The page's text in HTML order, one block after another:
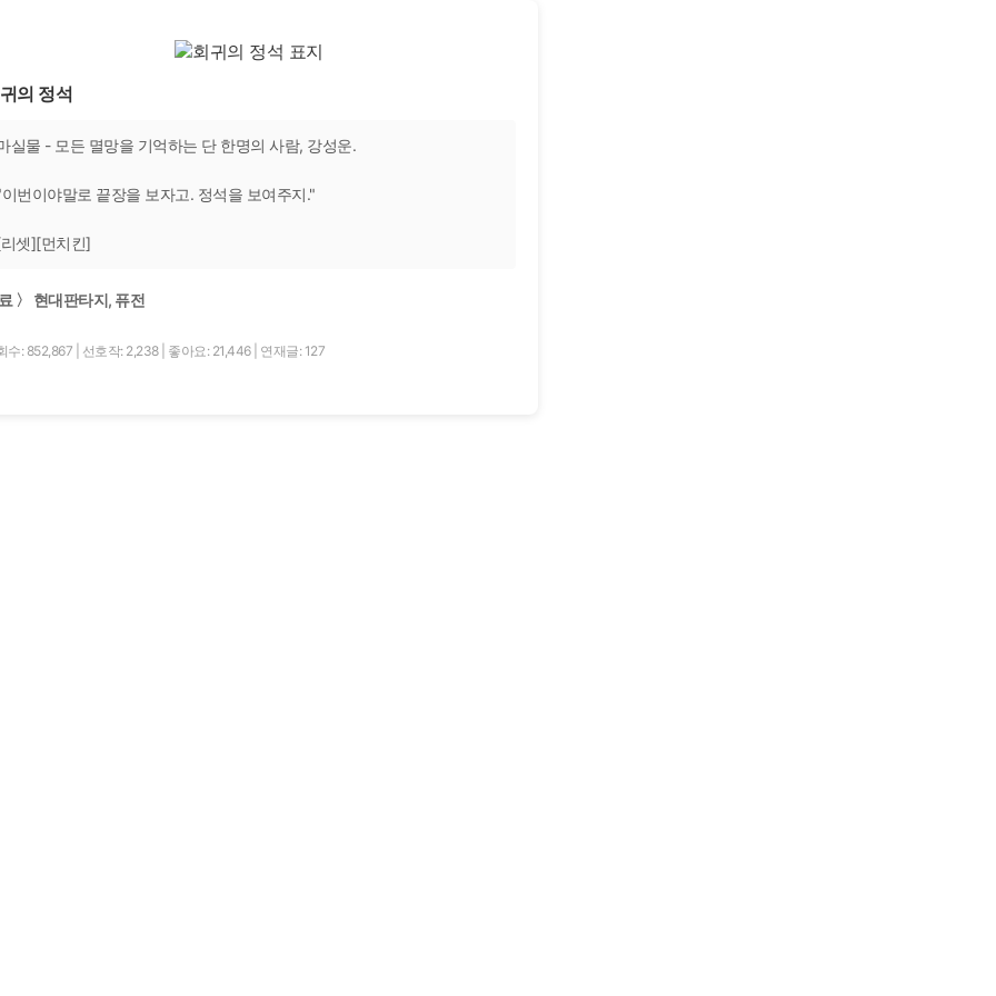
의 정석
실물 - 모든 멸망을 기억하는 단 한명의 사람, 강성운.
번이야말로 끝장을 보자고. 정석을 보여주지."
셋][먼치킨]
〉 현대판타지, 퓨전
수: 852,867 선호작: 2,238 좋아요: 21,446 연재글: 127